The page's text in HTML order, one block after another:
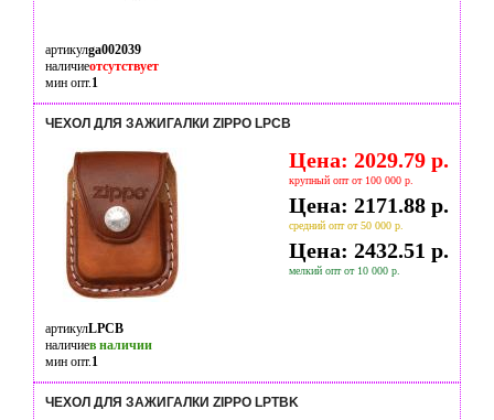
артикулga002039
наличиеотсутствует
мин опт.1
ЧЕХОЛ ДЛЯ ЗАЖИГАЛКИ ZIPPO LPCB
Цена: 2029.79 р.
крупный опт от 100 000 р.
Цена: 2171.88 р.
средний опт от 50 000 р.
Цена: 2432.51 р.
мелкий опт от 10 000 р.
артикулLPCB
наличиев наличии
мин опт.1
ЧЕХОЛ ДЛЯ ЗАЖИГАЛКИ ZIPPO LPTBK